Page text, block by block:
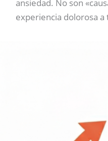
ansiedad. No son
experiencia dolorosa